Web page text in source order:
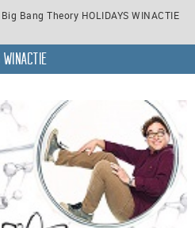
Bang Theory HOLIDAYS WINACTIE